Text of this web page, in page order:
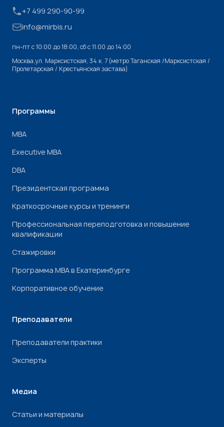
+7 499 290-90-99
info@mirbis.ru
пн-пт с 10:00 до 18:00, cб с 11:00 до 14:00
Москва,ул. Марксистская, 34 к. 7 (метро Таганская /Марксистская /
Пролетарская / Крестьянская застава)
Программы
МВА
Executive MBA
DBA
Президентская программа
Краткосрочные курсы и тренинги
Профессиональная переподготовка и повышение
квалификации
Стажировки
Программа МВА в Екатеринбурге
Корпоративное обучение
Преподаватели
Преподаватели практики
Эксперты
Медиа
Статьи и материалы